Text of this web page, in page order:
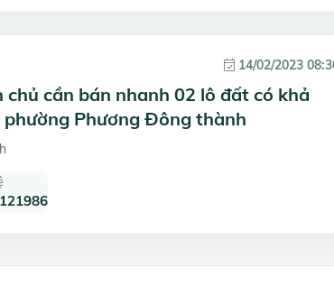
14/02/2023
chủ cần bán nhanh 02 lô đất có khả
Phương Đông thành